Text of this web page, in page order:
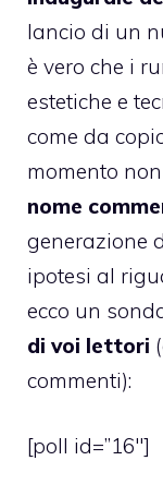
lancio di un
è vero che i
estetiche e
come da
momento
nome
generazione
ipotesi al
ecco un
di voi lettori
commenti):
[poll id=”16″]